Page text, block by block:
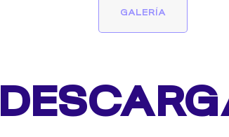
GALERÍA